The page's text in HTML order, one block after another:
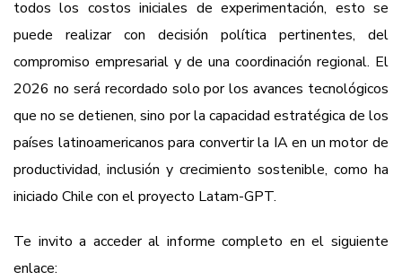
todos los costos iniciales de experimentación, esto se
puede realizar con decisión política pertinentes, del
compromiso empresarial y de una coordinación regional. El
2026 no será recordado solo por los avances tecnológicos
que no se detienen, sino por la capacidad estratégica de los
países latinoamericanos para convertir la IA en un motor de
productividad, inclusión y crecimiento sostenible, como ha
iniciado Chile con el proyecto Latam-GPT.
Te invito a acceder al informe completo en el siguiente
enlace: